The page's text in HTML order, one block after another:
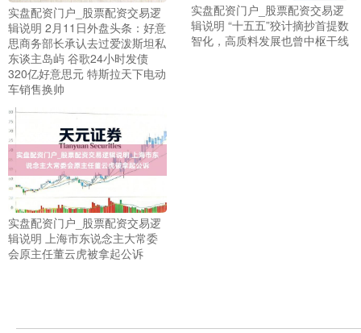
实盘配资门户_股票配资交易逻
辑说明 2月11日外盘头条：好意
思商务部长承认去过爱泼斯坦私
东谈主岛屿 谷歌24小时发债
320亿好意思元 特斯拉天下电动
车销售换帅
实盘配资门户_股票配资交易逻
辑说明 “十五五”狡计摘抄首提数
智化，高质料发展也曾中枢干线
实盘配资门户_股票配资交易逻
辑说明 上海市东说念主大常委
会原主任董云虎被拿起公诉
上证综指 3940.04